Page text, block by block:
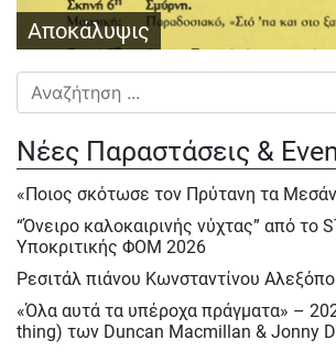
Αποκάλυψις
Αναζήτηση για:
Νέες Παραστάσεις &
«Ποιος σκότωσε τον Πρύτανη τα
“Όνειρο καλοκαιρινής νύχτας” από το
Υποκριτικής ΦΟΜ 2026
Ρεσιτάλ πιάνου Κωνσταντίνου
«Όλα αυτά τα υπέροχα πράγματα» –
thing) των Duncan Macmillan & Jonny